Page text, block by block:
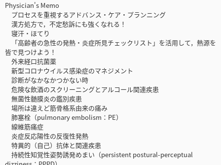
Physician's Memo
プロセスを重視するアドバンス・ケア・プランニング
漢方処方で，不定愁訴にも強くなれる！
寝汗・ほてり
「高齢者の急性の発熱・炎症所見チェックリスト」を活用して，熱源を
皆で見つけよう！
外来経口抗菌薬
新型コロナウイルス感染症のマネジメント
診断がなかなかつかない時
危険な飲酒のスクリーニングとアルコール関連疾患
無菌性髄膜炎の鑑別疾患
場所は違えど筋骨格系由来の痛み
肺塞栓（pulmonary embolism：PE）
線維筋痛症
炎症反応陽性の反復性発熱
特異的（自己）抗体と関連疾患
持続性知覚性姿勢誘発めまい（persistent postural-perceptual